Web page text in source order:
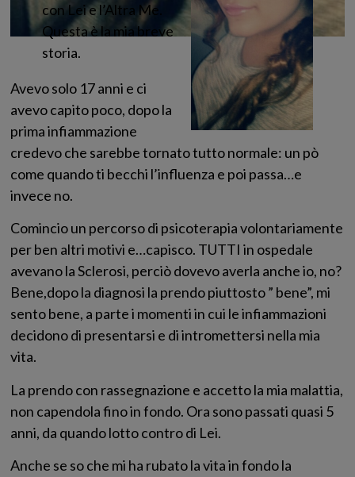
con Lei e l’Altra Me.
Questa è la mia breve
storia.
Avevo solo 17 anni e ci
avevo capito poco, dopo la
prima infiammazione
credevo che sarebbe tornato tutto normale: un pò
come quando ti becchi l’influenza e poi passa…e
invece no.
Comincio un percorso di psicoterapia volontariamente
per ben altri motivi e…capisco. TUTTI in ospedale
avevano la Sclerosi, perciò dovevo averla anche io, no?
Bene,dopo la diagnosi la prendo piuttosto ” bene”, mi
sento bene, a parte i momenti in cui le infiammazioni
decidono di presentarsi e di intromettersi nella mia
vita.
La prendo con rassegnazione e accetto la mia malattia,
non capendola fino in fondo. Ora sono passati quasi 5
anni, da quando lotto contro di Lei.
Anche se so che mi ha rubato la vita in fondo la